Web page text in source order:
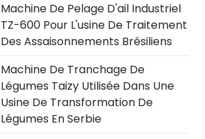
Machine De Pelage D'ail Industriel
TZ-600 Pour L'usine De Traitement
Des Assaisonnements Brésiliens
Machine De Tranchage De
Légumes Taizy Utilisée Dans Une
Usine De Transformation De
Légumes En Serbie